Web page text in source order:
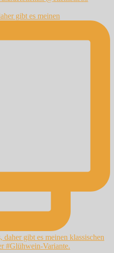
gibt es meinen